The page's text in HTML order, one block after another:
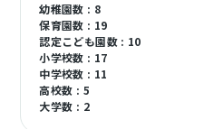
幼稚園数 : 8
保育園数 : 19
認定こども園数 : 10
小学校数 : 17
中学校数 : 11
高校数 : 5
大学数 : 2